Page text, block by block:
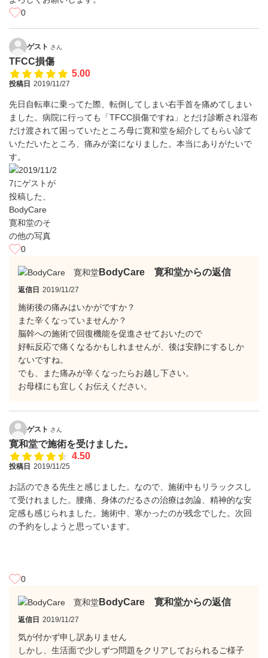
0
ゲスト さん
TFCC損傷
5.00
投稿日 2019/11/27
先日自転車に乗ってた際、転倒してしまい右手首を痛めてしまい
ました。病院に行っても「TFCC損傷ですね」とだけ診断され湿布
だけ渡されて困っていたところ母に寛和堂を紹介してもらい診て
いただいたところ、痛みが楽になりました。本当にありがたいで
す。
0
BodyCare 寛和堂からの返信
返信日 2019/11/27
施術後の痛みはいかがですか？
また辛くなっていませんか？
脳幹への施術で回復機能を促進させておいたので
好転反応で痛くなるかもしれませんが、後は安静にするしか
ないですね。
でも、また痛みが辛くなったらお越し下さい。
お母様にも宜しくお伝えください。
ゲスト さん
寛和堂で施術を受けました。
4.50
投稿日 2019/11/25
お話のできる先生と感じました。なので、施術中もリラックスし
て受けれました。腰痛、身体のだるさの治療は勿論、精神的な安
定感も感じられました。施術中、寒かったのが残念でした。次回
の予約をしようと思っています。
0
BodyCare 寛和堂からの返信
返信日 2019/11/27
気が付かず申し訳ありません
しかし、生活面で少しずつ問題をクリアしておられるご様子